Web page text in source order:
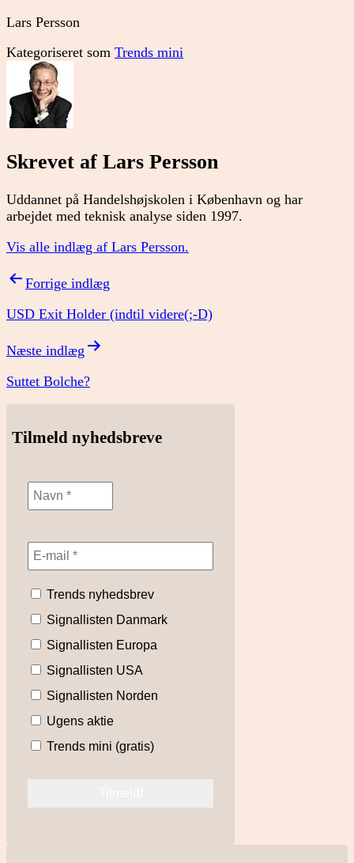
Lars Persson
Kategoriseret som Trends mini
Skrevet af Lars Persson
Uddannet på Handelshøjskolen i København og har
arbejdet med teknisk analyse siden 1997.
Vis alle indlæg af Lars Persson.
Indlægsnavigation
Forrige indlæg
USD Exit Holder (indtil videre(;-D)
Næste indlæg
Suttet Bolche?
Tilmeld nyhedsbreve
Trends nyhedsbrev
Signallisten Danmark
Signallisten Europa
Signallisten USA
Signallisten Norden
Ugens aktie
Trends mini (gratis)